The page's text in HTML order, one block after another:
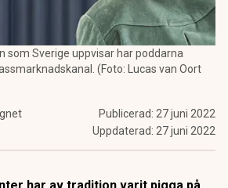
som Sverige uppvisar har poddarna
(Foto: Lucas van Oort
Publicerad: 27 juni 2022
Uppdaterad: 27 juni 2022